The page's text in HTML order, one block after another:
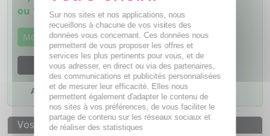
ou 1,80€si 4 fois sans frais
Momentanément indisponible
M'avertir dès que le produit sera disponible
Ajouter à mes favoris
Vos avantages
Sur nos sites et nos applications, nous
recueillons à chacune de vos visites des
données vous concernant. Ces données nous
permettent de vous proposer les offres et
services les plus pertinents pour vous, et de
vous adresser, en direct ou via des partenaires,
des communications et publicités personnalisées
et de mesurer leur efficacité. Elles nous
permettent également d'adapter le contenu de
nos sites à vos préférences, de vous faciliter le
partage de contenu sur les réseaux sociaux et
de réaliser des statistiques